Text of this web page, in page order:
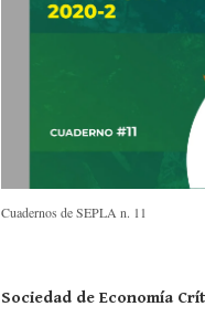
Cuadernos de SEPLA n. 11
Sociedad de Economía